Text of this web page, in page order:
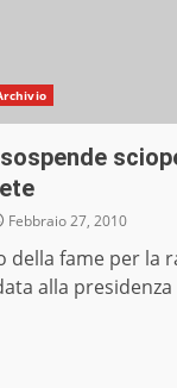
Febbraio 27, 2010
della fame per la
alla